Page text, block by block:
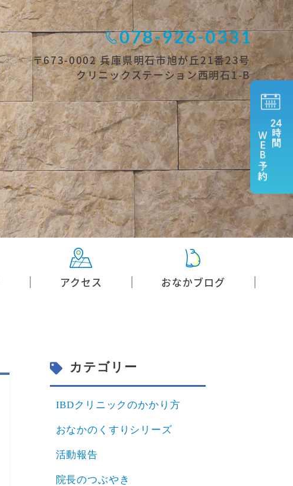
〒673-0002 兵庫県明石市旭が丘21番23号
クリニックステーション西明石1-B
アクセス おなかブログ
カテゴリー
IBDクリニックのかかり方
おなかのくすりシリーズ
活動報告
院長のつぶやき